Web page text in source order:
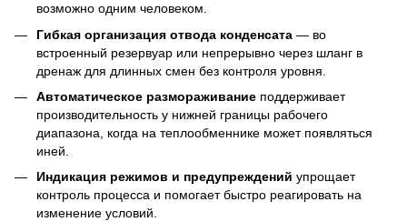
возможно одним человеком.
Гибкая организация отвода конденсата — во
встроенный резервуар или непрерывно через шланг в
дренаж для длинных смен без контроля уровня.
Автоматическое размораживание поддерживает
производительность у нижней границы рабочего
диапазона, когда на теплообменнике может появляться
иней.
Индикация режимов и предупреждений упрощает
контроль процесса и помогает быстро реагировать на
изменение условий.